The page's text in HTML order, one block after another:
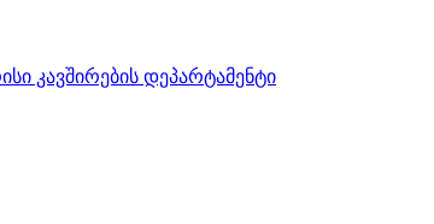
კავშირების დეპარტამენტი